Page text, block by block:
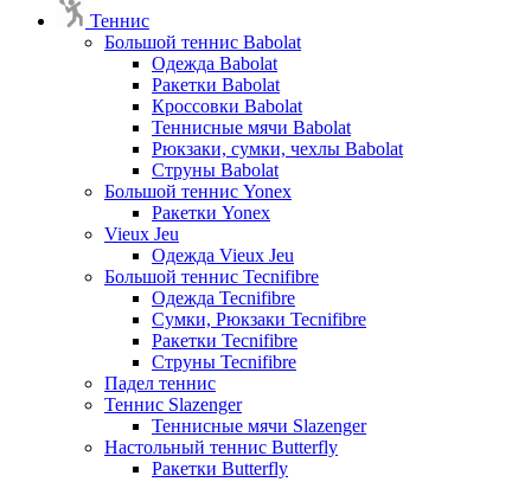
Теннис
Большой теннис Babolat
Одежда Babolat
Ракетки Babolat
Кроссовки Babolat
Теннисные мячи Babolat
Рюкзаки, сумки, чехлы Babolat
Струны Babolat
Большой теннис Yonex
Ракетки Yonex
Vieux Jeu
Одежда Vieux Jeu
Большой теннис Tecnifibre
Одежда Tecnifibre
Сумки, Рюкзаки Tecnifibre
Ракетки Tecnifibre
Струны Tecnifibre
Падел теннис
Теннис Slazenger
Теннисные мячи Slazenger
Настольный теннис Butterfly
Ракетки Butterfly